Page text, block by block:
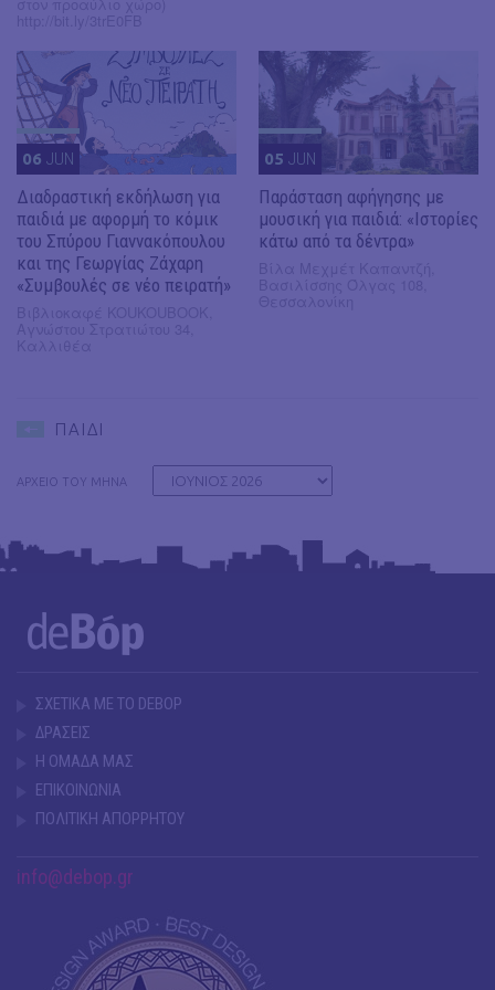
06 JUN
Διαδραστική εκδήλωση για
παιδιά με αφορμή το κόμικ
του Σπύρου Γιαννακόπουλου
και της Γεωργίας Ζάχαρη
«Συμβουλές σε νέο πειρατή»
05 JUN
Παράσταση αφήγησης με
μουσική για παιδιά: «Ιστορίες
κάτω από τα δέντρα»
ΠΑΙΔΙ
ΑΡΧΕΙΟ ΤΟΥ ΜΗΝΑ
ΣΧΕΤΙΚΑ ΜΕ ΤΟ DEBOP
ΔΡΑΣΕΙΣ
Η ΟΜΑΔΑ ΜΑΣ
ΕΠΙΚΟΙΝΩΝΙΑ
ΠΟΛΙΤΙΚΗ ΑΠΟΡΡΗΤΟΥ
info@debop.gr